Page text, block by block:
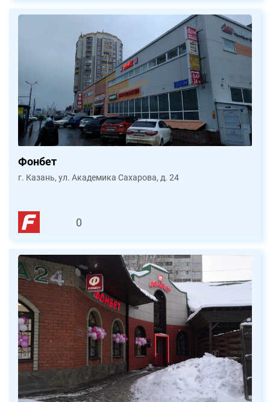
Фонбет
г. Казань, ул. Академика Сахарова, д. 24
0